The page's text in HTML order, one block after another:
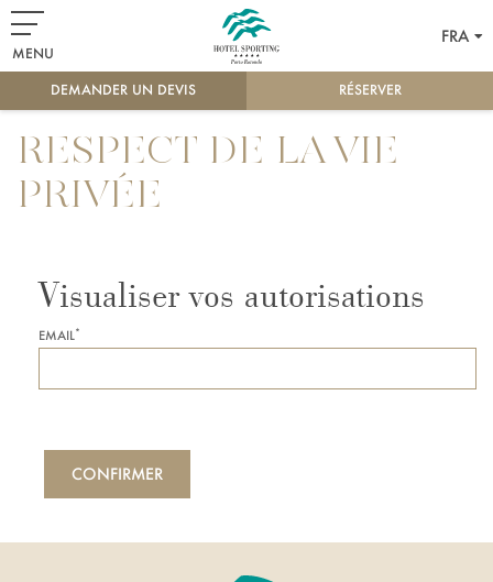
MENU
FRA
DEMANDER UN DEVIS RÉSERVER
RESPECT DE LA VIE
PRIVÉE
Visualiser vos autorisations
EMAIL*